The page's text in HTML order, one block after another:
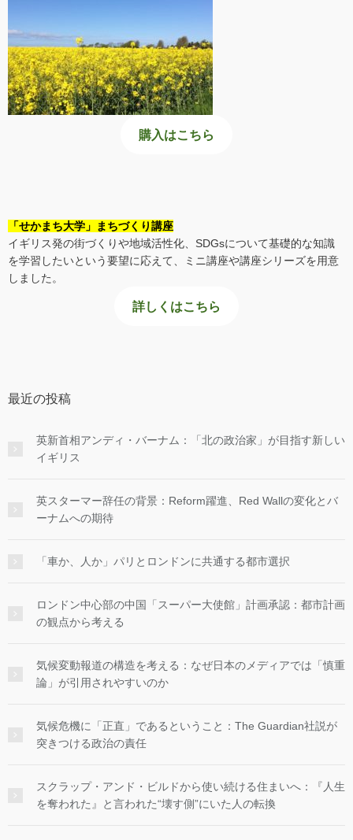
購入はこちら
「せかまち大学」まちづくり講座
イギリス発の街づくりや地域活性化、SDGsについて基礎的な知識
を学習したいという要望に応えて、ミニ講座や講座シリーズを用意
しました。
詳しくはこちら
最近の投稿
英新首相アンディ・バーナム：「北の政治家」が目指す新しい
イギリス
英スターマー辞任の背景：Reform躍進、Red Wallの変化とバ
ーナムへの期待
「車か、人か」パリとロンドンに共通する都市選択
ロンドン中心部の中国「スーパー大使館」計画承認：都市計画
の観点から考える
気候変動報道の構造を考える：なぜ日本のメディアでは「慎重
論」が引用されやすいのか
気候危機に「正直」であるということ：The Guardian社説が
突きつける政治の責任
スクラップ・アンド・ビルドから使い続ける住まいへ：『人生
を奪われた』と言われた“壊す側”にいた人の転換